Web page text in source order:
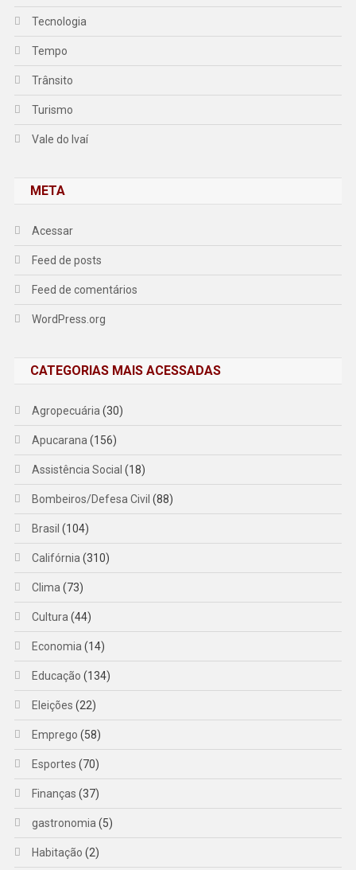
Tecnologia
Tempo
Trânsito
Turismo
Vale do Ivaí
META
Acessar
Feed de posts
Feed de comentários
WordPress.org
CATEGORIAS MAIS ACESSADAS
Agropecuária (30)
Apucarana (156)
Assistência Social (18)
Bombeiros/Defesa Civil (88)
Brasil (104)
Califórnia (310)
Clima (73)
Cultura (44)
Economia (14)
Educação (134)
Eleições (22)
Emprego (58)
Esportes (70)
Finanças (37)
gastronomia (5)
Habitação (2)